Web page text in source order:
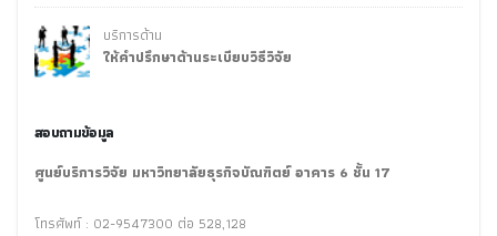
บริการด้าน
ให้คำปรึกษาด้านระเบียบวิธีวิจัย
สอบถามข้อมูล
ศูนย์บริการวิจัย มหาวิทยาลัยธุรกิจบัณฑิตย์ อาคาร 6 ชั้น 17
โทรศัพท์ : 02-9547300 ต่อ 528,128